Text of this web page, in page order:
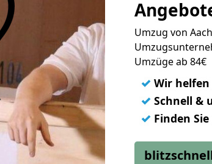
Umzug von
Umzüge ab 84€
✓ Wir
✓ Schnell &
✓ Finden